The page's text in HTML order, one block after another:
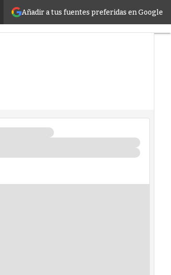
Añadir a tus fuentes preferidas en Google